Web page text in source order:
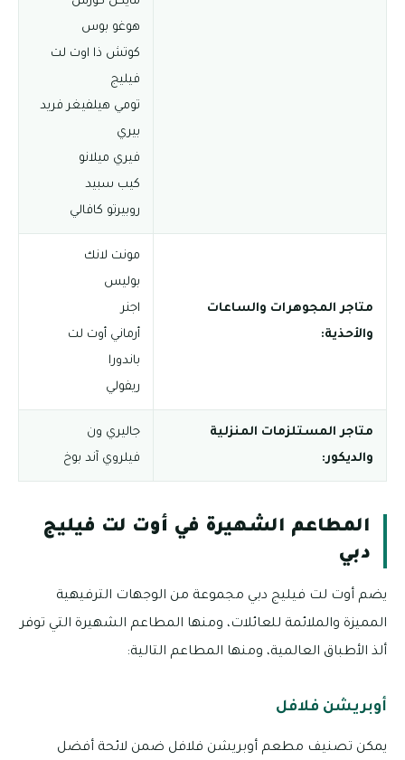
هوغو بوس
كوتش ذا اوت لت
فيليج
تومي هيلفيغر فريد
بيري
فيري ميلانو
كيب سبيد
روبيرتو كافالي
متاجر المجوهرات والساعات
والأحذية:
مونت لانك
بوليس
اجنر
أرماني أوت لت
باندورا
ريفولي
متاجر المستلزمات المنزلية
والديكور:
جاليري ون
فيلروي آند بوخ
المطاعم الشهيرة في أوت لت فيليج
دبي
يضم أوت لت فيليج دبي مجموعة من الوجهات الترفيهية
المميزة والملائمة للعائلات، ومنها المطاعم الشهيرة التي توفر
ألذ الأطباق العالمية، ومنها المطاعم التالية:
أوبريشن فلافل
يمكن تصنيف مطعم أوبريشن فلافل ضمن لائحة أفضل